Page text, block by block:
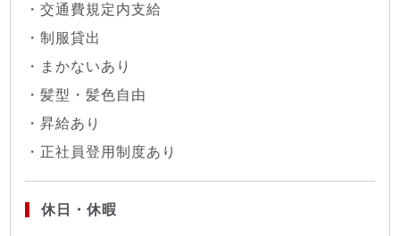
・交通費規定内支給
・制服貸出
・まかないあり
・髪型・髪色自由
・昇給あり
・正社員登用制度あり
休日・休暇